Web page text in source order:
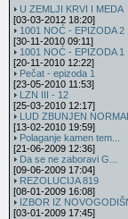
U ZEMLJI KRVI I MEDA
[03-03-2012 18:20]
1001 NOĆ - EPIZODA 2
[30-11-2010 09:11]
1001 NOĆ - EPIZODA 1
[20-11-2010 12:22]
Pečat - epizoda 1
[23-05-2010 11:53]
LZN III - 12
[25-03-2010 12:17]
LUD ZBUNJEN
[13-02-2010 19:59]
Polaganje kamen tem...
[21-06-2009 12:36]
Da se ne zaboravi G...
[09-06-2009 17:04]
REZOLUCIJA 819
[08-01-2009 16:08]
IZBOR IZ
[03-01-2009 17:45]